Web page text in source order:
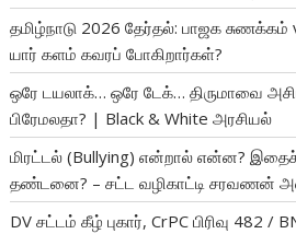
தமிழ்நாடு 2026 தேர்தல்: பாஜக சுணக்கம்
யார் களம் கவரப் போகிறார்கள்?
ஒரே டயலாக்… ஒரே டேக்… திருமாவை
பிரேமலதா? | Black & White அரசியல்
மிரட்டல் (Bullying) என்றால் என்ன?
தண்டனை? – சட்ட வழிகாட்டி சரவணன்
DV சட்டம் கீழ் புகார், CrPC பிரிவு 482 /